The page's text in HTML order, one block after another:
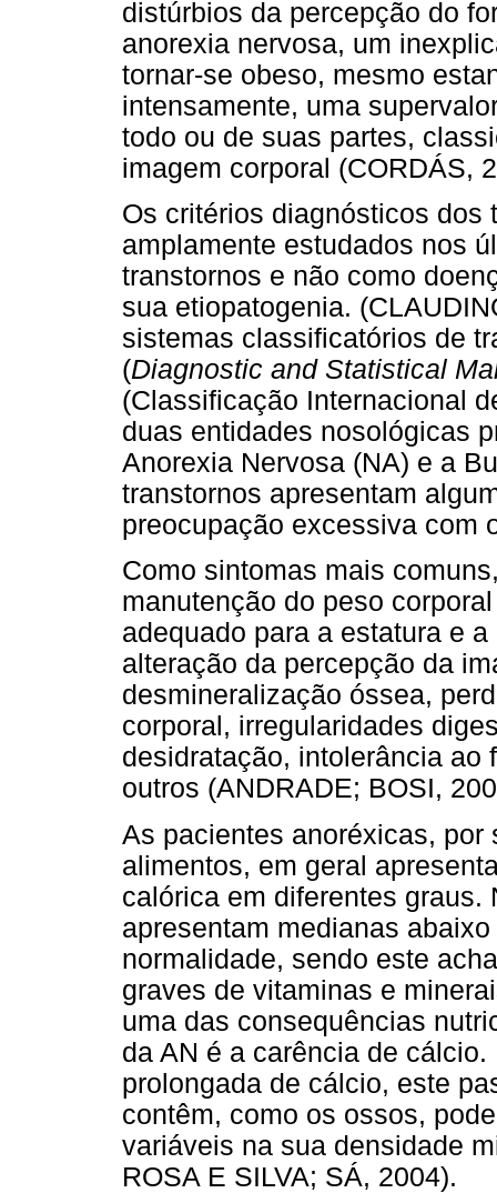
distúrbios da percepção do
anorexia nervosa, um
tornar-se obeso, mesmo
intensamente, uma
todo ou de suas partes,
imagem corporal (CORDÁS,
Os critérios diagnósticos dos
amplamente estudados nos
transtornos e não como
sua etiopatogenia.
sistemas classificatórios de
(Diagnostic and Statistical
(Classificação Internacional
duas entidades nosológicas
Anorexia Nervosa (NA) e a
transtornos apresentam
preocupação excessiva com
Como sintomas mais
manutenção do peso
adequado para a estatura e
alteração da percepção da
desmineralização óssea,
corporal, irregularidades
desidratação, intolerância ao
outros (ANDRADE; BOSI,
As pacientes anoréxicas, por
alimentos, em geral
calórica em diferentes
apresentam medianas
normalidade, sendo este
graves de vitaminas e
uma das consequências
da AN é a carência de
prolongada de cálcio, este
contêm, como os ossos,
variáveis na sua densidade
ROSA E SILVA; SÁ, 2004).